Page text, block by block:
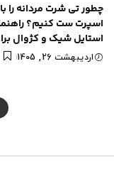
چطور تی شرت مردانه را
اسپرت ست کنیم؟
استایل شیک و کژوال
اردیبهشت 26, 1405